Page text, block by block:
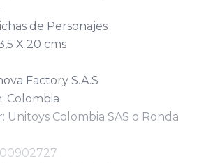
de Personajes
X 20 cms
Factory S.A.S
Colombia
Unitoys Colombia SAS o Ronda